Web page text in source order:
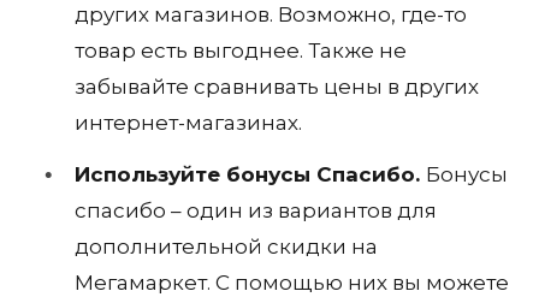
других магазинов. Возможно, где-то
товар есть выгоднее. Также не
забывайте сравнивать цены в других
интернет-магазинах.
Используйте бонусы Спасибо. Бонусы
спасибо – один из вариантов для
дополнительной скидки на
Мегамаркет. С помощью них вы можете